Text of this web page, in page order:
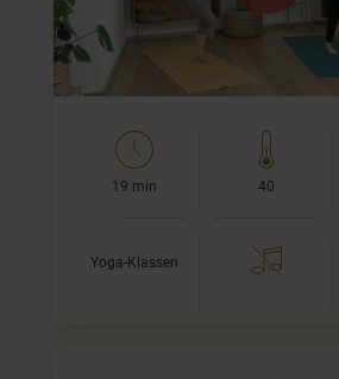
Wald. Dabei erleben wir allerhand
19 min 40
Yoga-Klassen